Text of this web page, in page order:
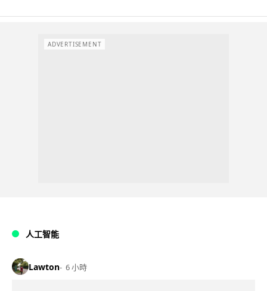
ADVERTISEMENT
人工智能
Lawton 6 小時